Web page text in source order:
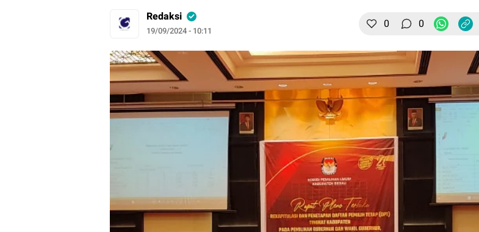
Redaksi
19/09/2024 - 10:11 0 0